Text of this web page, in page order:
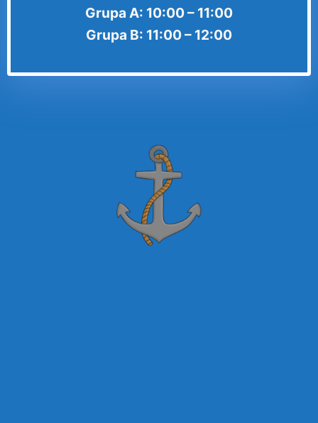
Grupa A: 10:00 – 11:00
Grupa B: 11:00 – 12:00